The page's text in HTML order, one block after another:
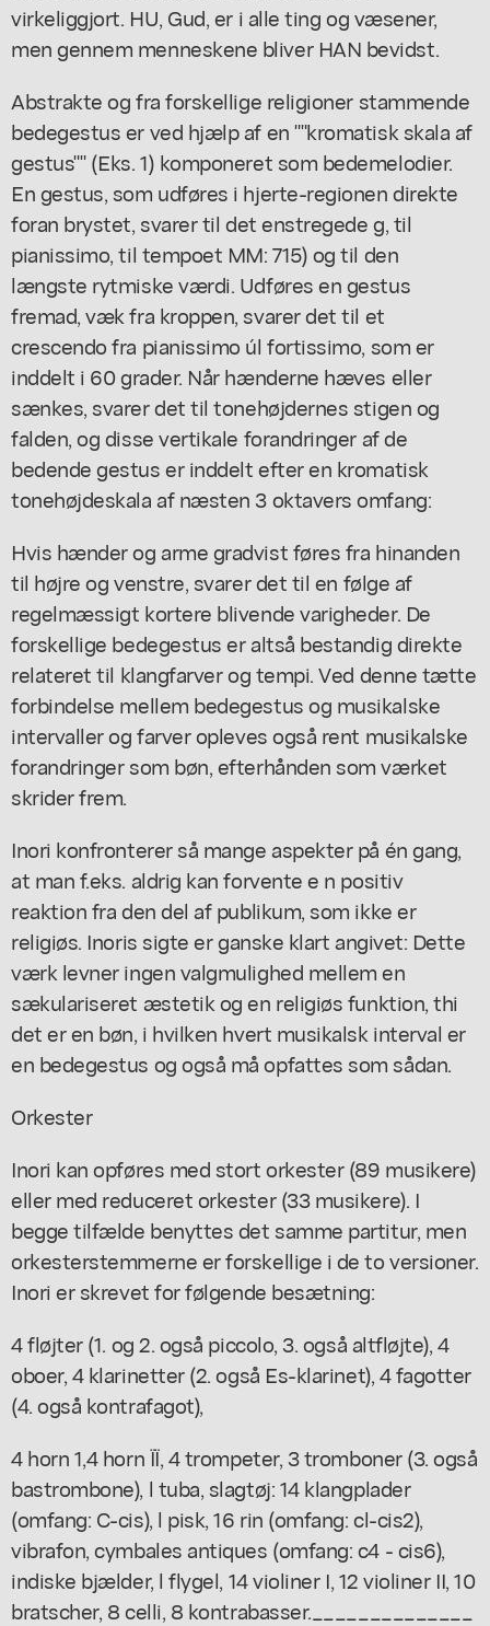
virkeliggjort. HU, Gud, er i alle ting og væsener,
men gennem menneskene bliver HAN bevidst.
Abstrakte og fra forskellige religioner stammende
bedegestus er ved hjælp af en ""kromatisk skala af
gestus"" (Eks. 1) komponeret som bedemelodier.
En gestus, som udføres i hjerte-regionen direkte
foran brystet, svarer til det enstregede g, til
pianissimo, til tempoet MM: 715) og til den
længste rytmiske værdi. Udføres en gestus
fremad, væk fra kroppen, svarer det til et
crescendo fra pianissimo úl fortissimo, som er
inddelt i 60 grader. Når hænderne hæves eller
sænkes, svarer det til tonehøjdernes stigen og
falden, og disse vertikale forandringer af de
bedende gestus er inddelt efter en kromatisk
tonehøjdeskala af næsten 3 oktavers omfang:
Hvis hænder og arme gradvist føres fra hinanden
til højre og venstre, svarer det til en følge af
regelmæssigt kortere blivende varigheder. De
forskellige bedegestus er altså bestandig direkte
relateret til klangfarver og tempi. Ved denne tætte
forbindelse mellem bedegestus og musikalske
intervaller og farver opleves også rent musikalske
forandringer som bøn, efterhånden som værket
skrider frem.
Inori konfronterer så mange aspekter på én gang,
at man f.eks. aldrig kan forvente e n positiv
reaktion fra den del af publikum, som ikke er
religiøs. Inoris sigte er ganske klart angivet: Dette
værk levner ingen valgmulighed mellem en
sækulariseret æstetik og en religiøs funktion, thi
det er en bøn, i hvilken hvert musikalsk interval er
en bedegestus og også må opfattes som sådan.
Orkester
Inori kan opføres med stort orkester (89 musikere)
eller med reduceret orkester (33 musikere). I
begge tilfælde benyttes det samme partitur, men
orkesterstemmerne er forskellige i de to versioner.
Inori er skrevet for følgende besætning:
4 fløjter (1. og 2. også piccolo, 3. også altfløjte), 4
oboer, 4 klarinetter (2. også Es-klarinet), 4 fagotter
(4. også kontrafagot),
4 horn 1,4 horn ÏÏ, 4 trompeter, 3 tromboner (3. også
bastrombone), l tuba, slagtøj: 14 klangplader
(omfang: C-cis), l pisk, 16 rin (omfang: cl-cis2),
vibrafon, cymbales antiques (omfang: c4 - cis6),
indiske bjælder, l flygel, 14 violiner I, 12 violiner II, 10
bratscher, 8 celli, 8 kontrabasser.______________